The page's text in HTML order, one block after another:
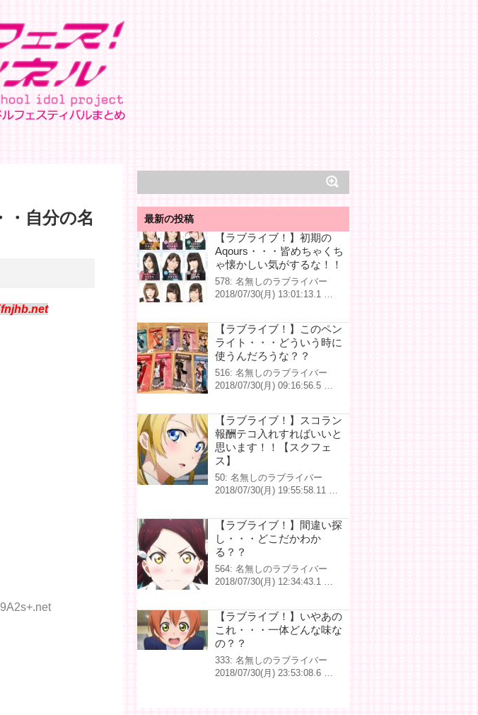
・自分の名
最新の投稿
【ラブライブ！】初期の
Aqours・・・皆めちゃくち
ゃ懐かしい気がするな！！
578: 名無しのラブライバー
2018/07/30(月) 13:01:13.1 …
【ラブライブ！】このペン
ライト・・・どういう時に
使うんだろうな？？
516: 名無しのラブライバー
2018/07/30(月) 09:16:56.5 …
【ラブライブ！】スコラン
報酬テコ入れすればいいと
思います！！【スクフェ
ス】
50: 名無しのラブライバー
2018/07/30(月) 19:55:58.11 …
【ラブライブ！】間違い探
し・・・どこだかわか
る？？
564: 名無しのラブライバー
2018/07/30(月) 12:34:43.1 …
【ラブライブ！】いやあの
これ・・・一体どんな味な
の？？
333: 名無しのラブライバー
2018/07/30(月) 23:53:08.6 …